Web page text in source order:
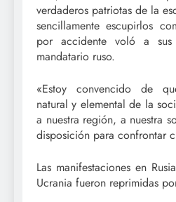
verdaderos patriotas de la
sencillamente escupirlos
por accidente voló a
mandatario ruso.
«Estoy convencido de
natural y elemental de la
a nuestra región, a nuestra
disposición para confrontar
Las manifestaciones en
Ucrania fueron reprimidas